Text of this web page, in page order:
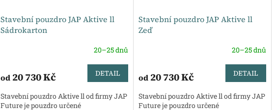
kStavební pouzdro JAP Aktive ll
Sádrokarton
20–25 dnů
od 20 730 Kč DETAIL
Stavební pouzdro Aktive ll od firmy JAP
Future je pouzdro určené
Stavební pouzdro JAP Aktive ll
Zeď
20–25 dnů
od20 730 Kč DETAIL
Stavební pouzdro Aktive ll od firmy JAP
Future je pouzdro určené